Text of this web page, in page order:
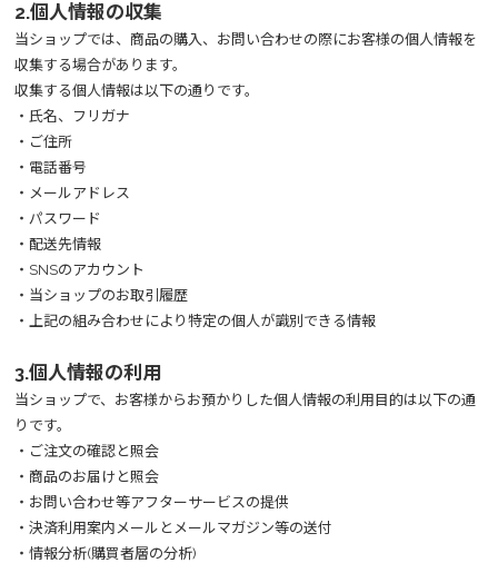
2.個人情報の収集
当ショップでは、商品の購入、お問い合わせの際にお客様の個人情報を
収集する場合があります。
収集する個人情報は以下の通りです。
・氏名、フリガナ
・ご住所
・電話番号
・メールアドレス
・パスワード
・配送先情報
・SNSのアカウント
・当ショップのお取引履歴
・上記の組み合わせにより特定の個人が識別できる情報
3.個人情報の利用
当ショップで、お客様からお預かりした個人情報の利用目的は以下の通
りです。
・ご注文の確認と照会
・商品のお届けと照会
・お問い合わせ等アフターサービスの提供
・決済利用案内メールとメールマガジン等の送付
・情報分析(購買者層の分析)